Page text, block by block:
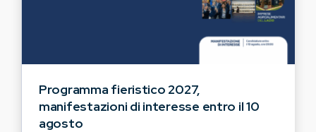
Programma fieristico 2027,
manifestazioni di interesse entro il 10
agosto